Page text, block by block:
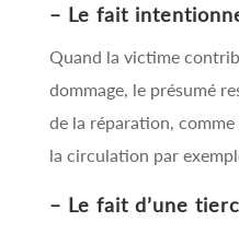
– Le fait
Quand la victime
dommage, le présumé
de la réparation,
la circulation par
– Le fait d’une